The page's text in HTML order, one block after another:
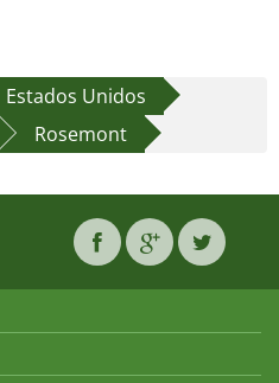
Estados Unidos
Rosemont